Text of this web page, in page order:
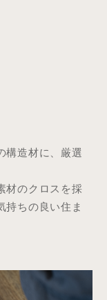
構造材に、厳選
材のクロスを採
持ちの良い住ま